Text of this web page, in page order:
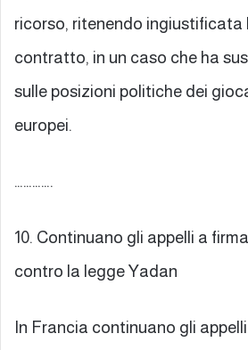
ricorso, ritenendo ingiustificata
contratto, in un caso che ha
sulle posizioni politiche dei
europei.
………….
10. Continuano gli appelli a
contro la legge Yadan
In Francia continuano gli